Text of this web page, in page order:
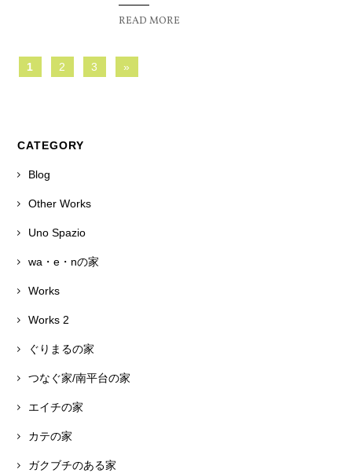
READ MORE
1 2 3 »
CATEGORY
Blog
Other Works
Uno Spazio
wa・e・nの家
Works
Works 2
ぐりまるの家
つなぐ家/南平台の家
エイチの家
カテの家
ガクブチのある家